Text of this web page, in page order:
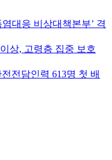
대응 비상대책본부’ 격
상, 고령층 집중 보호
전담인력 613명 첫 배